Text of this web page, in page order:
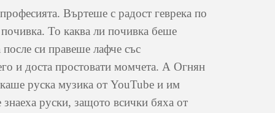
Въртеше с радост геврека по
То каква ли почивка беше
си правеше лафче със
и доста простовати момчета. А Огнян
руска музика от YouTube и им
руски, защото всички бяха от